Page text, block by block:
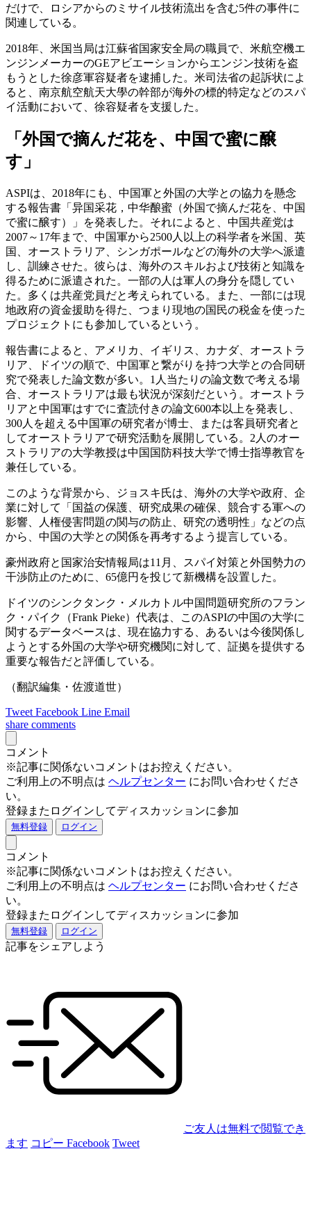
だけで、ロシアからのミサイル技術流出を含む5件の事件に
関連している。
2018年、米国当局は江蘇省国家安全局の職員で、米航空機エ
ンジンメーカーのGEアビエーションからエンジン技術を盗
もうとした徐彦軍容疑者を逮捕した。米司法省の起訴状によ
ると、南京航空航天大學の幹部が海外の標的特定などのスパ
イ活動において、徐容疑者を支援した。
「外国で摘んだ花を、中国で蜜に醸
す」
ASPIは、2018年にも、中国軍と外国の大学との協力を懸念
する報告書「异国采花，中华酿蜜（外国で摘んだ花を、中国
で蜜に醸す）」を発表した。それによると、中国共産党は
2007～17年まで、中国軍から2500人以上の科学者を米国、英
国、オーストラリア、シンガポールなどの海外の大学へ派遣
し、訓練させた。彼らは、海外のスキルおよび技術と知識を
得るために派遣された。一部の人は軍人の身分を隠してい
た。多くは共産党員だと考えられている。また、一部には現
地政府の資金援助を得た、つまり現地の国民の税金を使った
プロジェクトにも参加しているという。
報告書によると、アメリカ、イギリス、カナダ、オーストラ
リア、ドイツの順で、中国軍と繋がりを持つ大学との合同研
究で発表した論文数が多い。1人当たりの論文数で考える場
合、オーストラリアは最も状況が深刻だという。オーストラ
リアと中国軍はすでに査読付きの論文600本以上を発表し、
300人を超える中国軍の研究者が博士、または客員研究者と
してオーストラリアで研究活動を展開している。2人のオー
ストラリアの大学教授は中国国防科技大学で博士指導教官を
兼任している。
このような背景から、ジョスキ氏は、海外の大学や政府、企
業に対して「国益の保護、研究成果の確保、競合する軍への
影響、人権侵害問題の関与の防止、研究の透明性」などの点
から、中国の大学との関係を再考するよう提言している。
豪州政府と国家治安情報局は11月、スパイ対策と外国勢力の
干渉防止のために、65億円を投じて新機構を設置した。
ドイツのシンクタンク・メルカトル中国問題研究所のフラン
ク・パイク（Frank Pieke）代表は、このASPIの中国の大学に
関するデータベースは、現在協力する、あるいは今後関係し
ようとする外国の大学や研究機関に対して、証拠を提供する
重要な報告だと評価している。
（翻訳編集・佐渡道世）
Tweet Facebook Line Email
share comments
コメント
※記事に関係ないコメントはお控えください。
ご利用上の不明点は ヘルプセンター にお問い合わせくださ
い。
登録またログインしてディスカッションに参加
無料登録 ログイン
コメント
※記事に関係ないコメントはお控えください。
ご利用上の不明点は ヘルプセンター にお問い合わせくださ
い。
登録またログインしてディスカッションに参加
無料登録 ログイン
記事をシェアしよう
ご友人は無料で閲覧でき
ます コピー Facebook Tweet